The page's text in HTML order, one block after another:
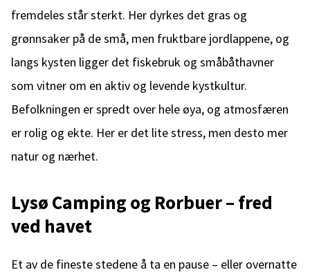
fremdeles står sterkt. Her dyrkes det gras og
grønnsaker på de små, men fruktbare jordlappene, og
langs kysten ligger det fiskebruk og småbåthavner
som vitner om en aktiv og levende kystkultur.
Befolkningen er spredt over hele øya, og atmosfæren
er rolig og ekte. Her er det lite stress, men desto mer
natur og nærhet.
Lysø Camping og Rorbuer – fred
ved havet
Et av de fineste stedene å ta en pause – eller overnatte